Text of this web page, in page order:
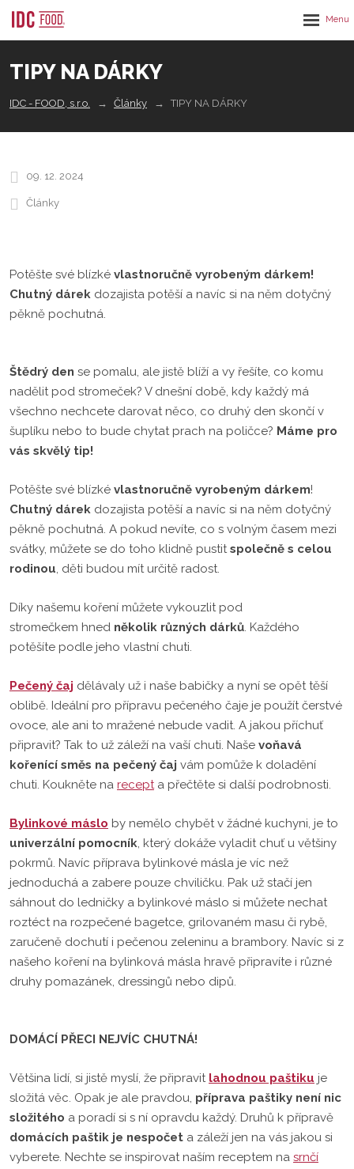
TIPY NA DÁRKY
IDC - FOOD, s.r.o. Články TIPY NA DÁRKY
09. 12. 2024
Články
Potěšte své blízké vlastnoručně vyrobeným dárkem!
Chutný dárek dozajista potěší a navíc si na něm dotyčný
pěkně pochutná.
Štědrý den se pomalu, ale jistě blíží a vy řešíte, co komu
nadělit pod stromeček? V dnešní době, kdy každý má
všechno nechcete darovat něco, co druhý den skončí v
šuplíku nebo to bude chytat prach na poličce? Máme pro
vás skvělý tip!
Potěšte své blízké vlastnoručně vyrobeným dárkem!
Chutný dárek dozajista potěší a navíc si na něm dotyčný
pěkně pochutná. A pokud nevíte, co s volným časem mezi
svátky, můžete se do toho klidně pustitspolečně s celou
rodinou, děti budou mít určitě radost.
Díky našemu koření můžete vykouzlit pod
stromečkem hned několik různých dárků. Každého
potěšíte podle jeho vlastní chuti.
Pečený čaj dělávaly už i naše babičky a nyní se opět těší
oblibě. Ideální pro přípravu pečeného čaje je použít čerstvé
ovoce, ale ani to mražené nebude vadit. A jakou příchuť
připravit? Tak to už záleží na vaší chuti. Naše voňavá
kořenící směs na pečený čaj vám pomůže k doladění
chuti. Koukněte na recepta přečtěte si další podrobnosti.
Bylinkové máslo by nemělo chybět v žádné kuchyni, je to
univerzální pomocník, který dokáže vyladit chuť u většiny
pokrmů. Navíc příprava bylinkové másla je víc než
jednoduchá a zabere pouze chviličku. Pak už stačí jen
sáhnout do ledničky a bylinkové máslo si můžete nechat
roztéct na rozpečené bagetce, grilovaném masu či rybě,
zaručeně dochutí i pečenou zeleninu a brambory. Navíc si z
našeho koření na bylinková másla hravě připravíte i různé
druhy pomazánek, dressingů nebo dipů.
DOMÁCÍ PŘECI NEJVÍC CHUTNÁ!
Většina lidí, si jistě myslí, že připravit lahodnou paštiku je
složitá věc. Opak je ale pravdou, příprava paštiky není nic
složitého a poradí si s ní opravdu každý. Druhů k přípravě
domácích paštik je nespočet a záleží jen na vás jakou si
vyberete. Nechte se inspirovat naším receptem na srnčí